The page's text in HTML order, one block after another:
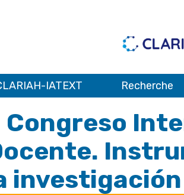
IATEXT Recherche
Congreso